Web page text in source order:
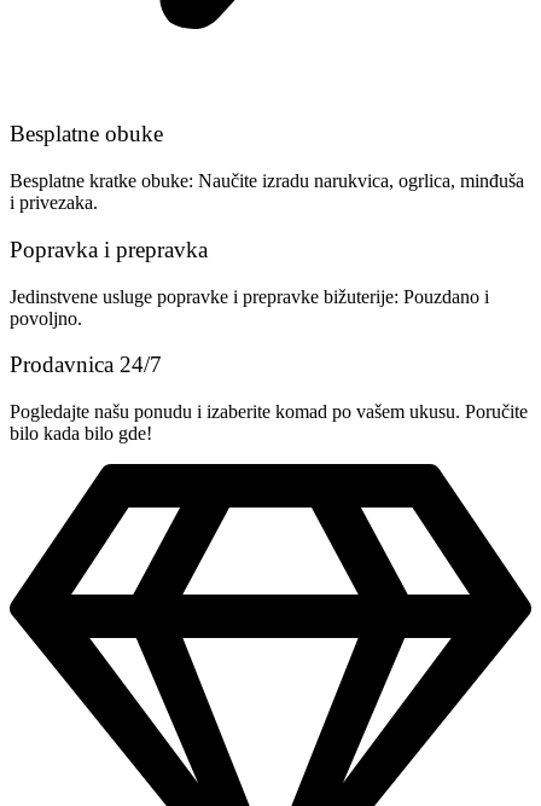
Besplatne obuke
Besplatne kratke obuke: Naučite izradu narukvica, ogrlica, minđuša
i privezaka.
Popravka i prepravka
Jedinstvene usluge popravke i prepravke bižuterije: Pouzdano i
povoljno.
Prodavnica 24/7
Pogledajte našu ponudu i izaberite komad po vašem ukusu. Poručite
bilo kada bilo gde!